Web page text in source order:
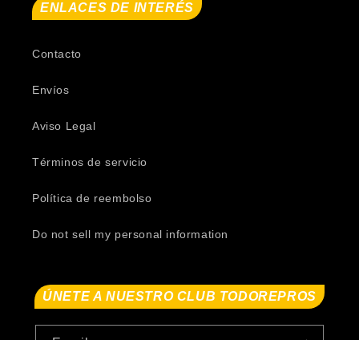
ENLACES DE INTERÉS
Contacto
Envíos
Aviso Legal
Términos de servicio
Política de reembolso
Do not sell my personal information
ÚNETE A NUESTRO CLUB TODOREPROS